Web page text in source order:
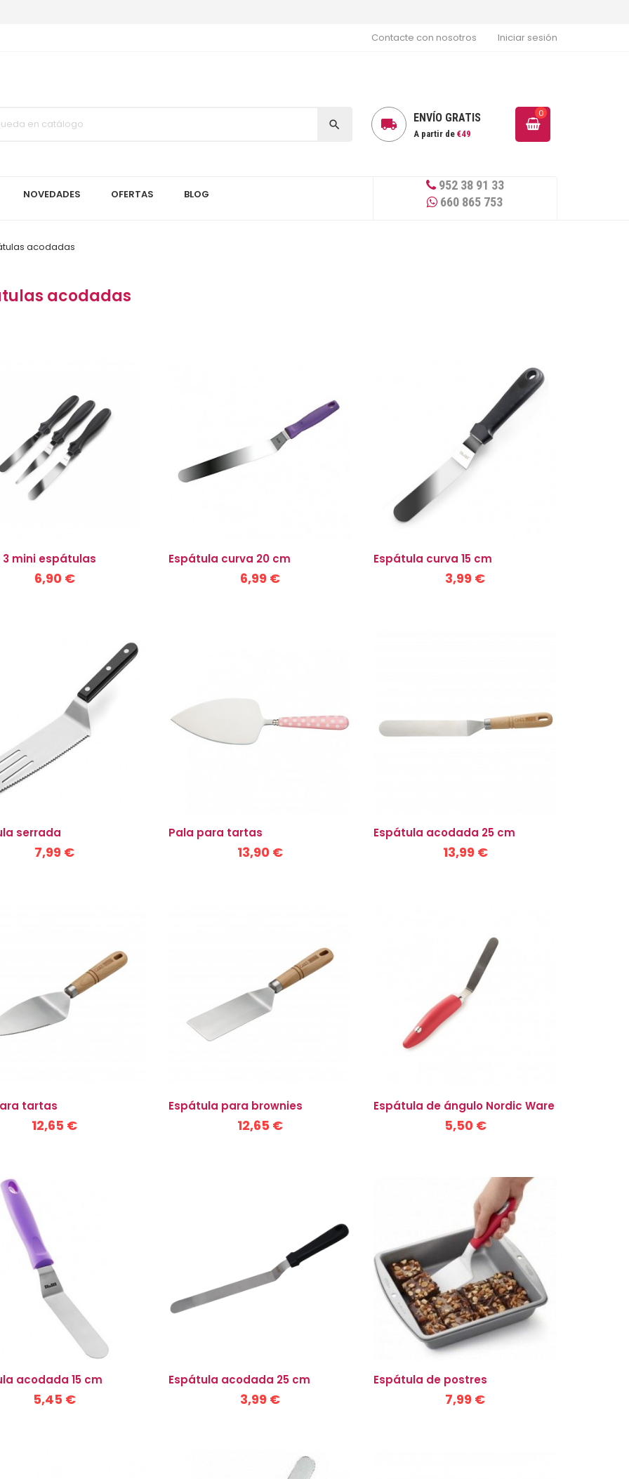
Iniciar sesión
Contacte con nosotros
  ENVÍO GRATIS
A partir de €49
0
NOVEDADES OFERTAS BLOG
952 38 91 33
660 865 753
acodadas
acodadas
3 mini espátulas
6,90 €
Espátula curva 20 cm
6,99 €
Espátula curva 15 cm
3,99 €
serrada
7,99 €
Pala para tartas
13,90 €
Espátula acodada 25 cm
13,99 €
tartas
12,65 €
Espátula para brownies
12,65 €
Espátula de ángulo Nordic Ware
5,50 €
acodada 15 cm
5,45 €
Espátula acodada 25 cm
3,99 €
Espátula de postres
7,99 €